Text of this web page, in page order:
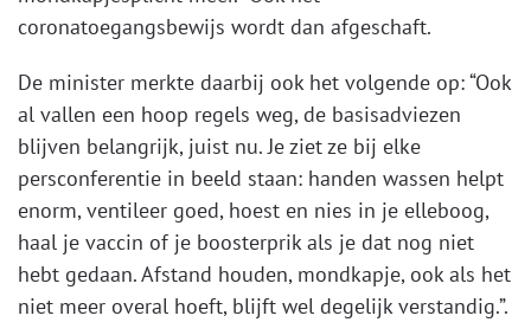
coronatoegangsbewijs wordt dan afgeschaft.
De minister merkte daarbij ook het volgende op: “Ook
al vallen een hoop regels weg, de basisadviezen
blijven belangrijk, juist nu. Je ziet ze bij elke
persconferentie in beeld staan: handen wassen helpt
enorm, ventileer goed, hoest en nies in je elleboog,
haal je vaccin of je boosterprik als je dat nog niet
hebt gedaan. Afstand houden, mondkapje, ook als het
niet meer overal hoeft, blijft wel degelijk verstandig.”.